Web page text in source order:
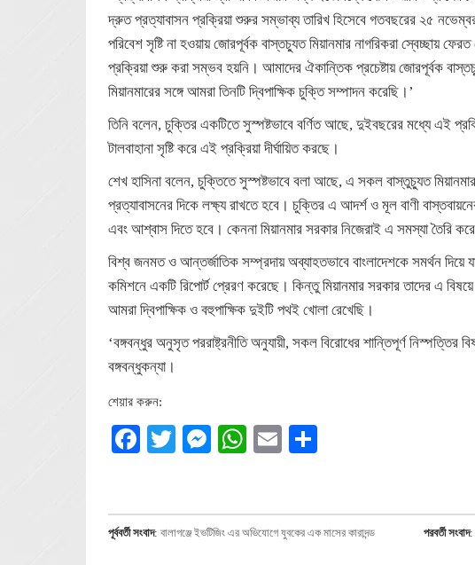
দ্রুত প্রত্যাবাসন প্রক্রিয়া শুরুর সম্ভাব্য তারিখ হিসেবে গতবছরের ২৫
পরিবেশ সৃষ্টি না হওয়ায় জোরপূর্বক বাস্তচ্যুত মিয়ানমার নাগরিকরা স্বেচ্ছায়
প্রক্রিয়া শুরু করা সম্ভব হয়নি। আমাদের ঐকান্তিক প্রচেষ্টায় জোরপূর্বক
মিয়ানমারের সঙ্গে আমরা তিনটি দ্বিপাক্ষিক চুক্তি সম্পাদন করেছি।’
তিনি বলেন, চুক্তির একটিতে সুস্পষ্টভাবে বর্ণিত আছে, দুইবছরের মধ্যে এই
টালবাহানা সৃষ্টি করে এই প্রক্রিয়া দীর্ঘায়িত করছে।
শেখ হাসিনা বলেন, চুক্তিতে সুস্পষ্টভাবে বলা আছে, এ সকল বাস্তুচ্যুত মিয়ানমার
প্রত্যাবাসনের দিকে লক্ষ্য রাখতে হবে। চুক্তির এ আদর্শ ও মূল বাণী
এবং আশ্বাস দিতে হবে। কেননা মিয়ানমার সরকার নিজেরাই এ সমস্যা তৈরি
বিশ্ব জনমত ও আন্তর্জাতিক সম্প্রদায় অব্যাহতভাবে বাংলাদেশকে সমর্থন দিয়ে
কমিশনে একটি রিপোর্ট প্রেরণ করেছে। কিন্তু মিয়ানমার সরকার তাদের এ
আমরা দ্বিপাক্ষিক ও বহুপাক্ষিক দুইটি পথই খোলা রেখেছি।
‘বঙ্গবন্ধুর অনুসৃত পররাষ্ট্রনীতি অনুযায়ী, সকল বিরোধের শান্তিপূর্ণ নিস্পত্তির
বঙ্গবন্ধুকন্যা।
শেয়ার করুন:
Facebook
TwitterMessenger
WhatsApp
Email
পূর্ববর্তী সংবাদ: বালাগঞ্জে ইভটিজিং এর অভিযোগে যুবকের এক মাসের কারাদন্ড পরবর্তী সংবাদ: